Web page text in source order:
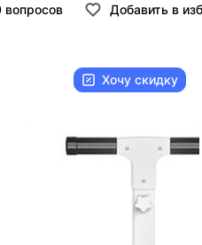
вопросов Добавить в
Хочу скидку